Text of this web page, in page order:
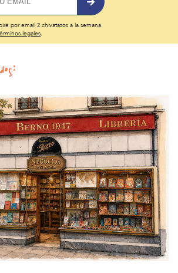
por email 2 chivatazos a la semana.
legales.